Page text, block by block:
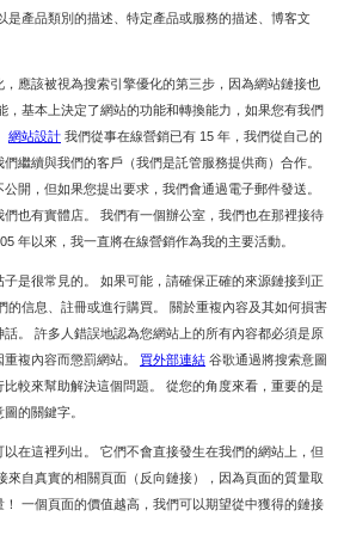
是產品類別的描述、特定產品或服務的描述、博客文
應該被視為搜索引擎優化的第三步，因為網站鏈接也
，基本上決定了網站的功能和轉換能力，如果您有我們
網站設計 我們從事在線營銷已有 15 年，我們從自己的
繼續與我們的客戶（我們是託管服務提供商）合作。
開，但如果您提出要求，我們會通過電子郵件發送。
也有實體店。 我們有一個辦公室，我們也在那裡接待
年以來，我一直將在線營銷作為我的主要活動。
子是很常見的。 如果可能，請確保正確的來源鏈接到正
的信息、註冊或進行購買。 關於重複內容及其如何損害
。 許多人錯誤地認為您網站上的所有內容都必須是原
複內容而懲罰網站。 買外部連結 谷歌通過將搜索意圖
較來幫助解決這個問題。 從您的角度來看，重要的是
的關鍵字。
在這裡列出。 它們不會直接發生在我們的網站上，但
來自真實的相關頁面（反向鏈接），因為頁面的質量取
一個頁面的價值越高，我們可以期望從中獲得的鏈接